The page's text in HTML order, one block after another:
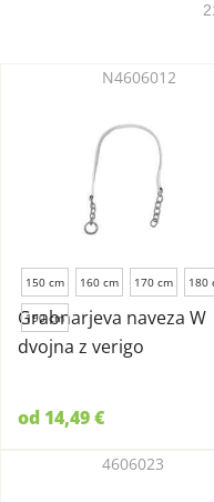
150 cm 160 cm 170 cm 180
190 cm
Grabnarjeva naveza W
dvojna z verigo
N4606012
od 14,49 €
4606023